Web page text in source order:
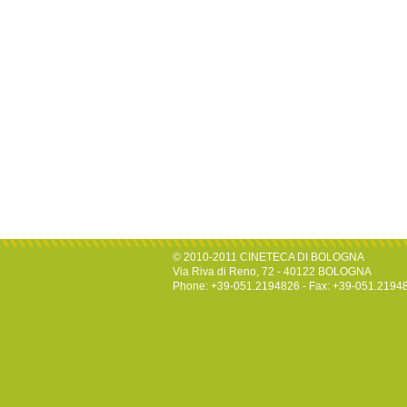
© 2010-2011 CINETECA DI BOLOGNA
Via Riva di Reno, 72 - 40122 BOLOGNA
Phone: +39-051.2194826 - Fax: +39-